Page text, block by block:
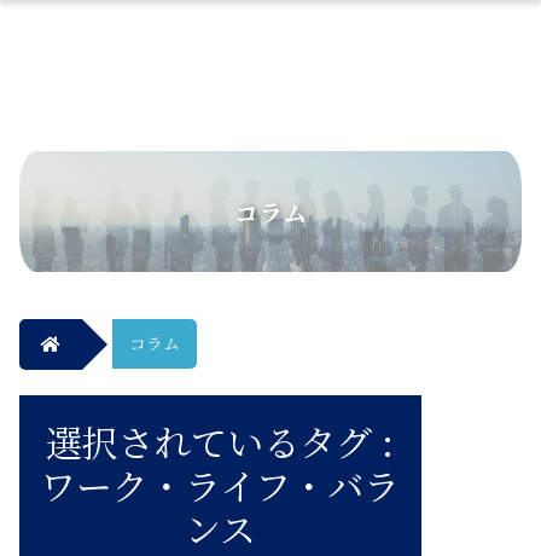
コラム
コラム
選択されているタグ :
ワーク・ライフ・バラ
ンス